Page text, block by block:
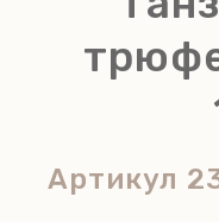
Артикул